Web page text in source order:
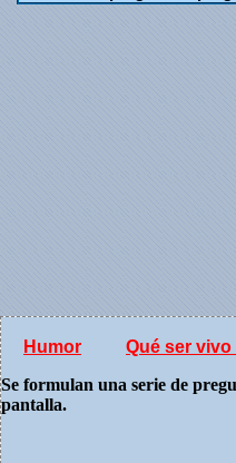
Humor
Qué ser vivo
Se formulan una serie de
pantalla.